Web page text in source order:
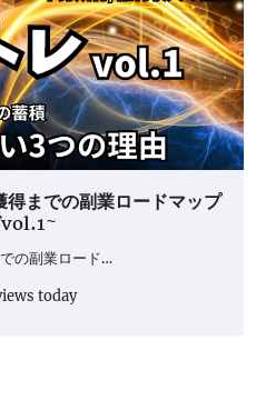
までの副業ロードマップ
vol.1~
の副業ロード…
today